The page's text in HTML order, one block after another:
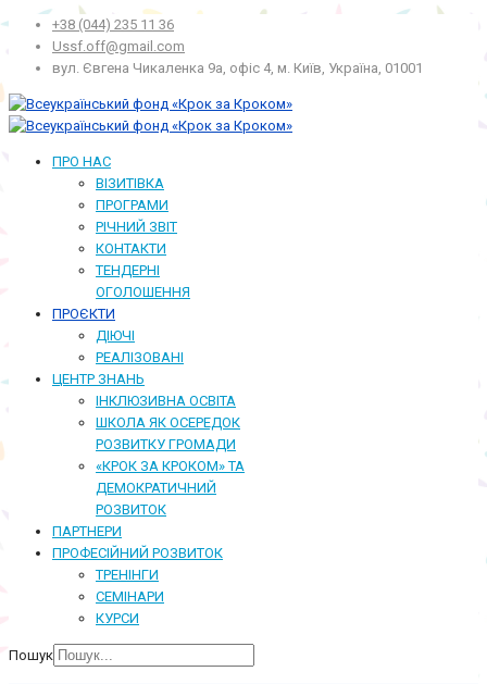
+38 (044) 235 11 36
Ussf.off@gmail.com
вул. Євгена Чикаленка 9а, офіс 4, м. Київ, Україна, 01001
ПРО НАС
ВІЗИТІВКА
ПРОГРАМИ
РІЧНИЙ ЗВІТ
КОНТАКТИ
ТЕНДЕРНІ
ОГОЛОШЕННЯ
ПРОЄКТИ
ДІЮЧІ
РЕАЛІЗОВАНІ
ЦЕНТР ЗНАНЬ
ІНКЛЮЗИВНА ОСВІТА
ШКОЛА ЯК ОСЕРЕДОК
РОЗВИТКУ ГРОМАДИ
«КРОК ЗА КРОКОМ» ТА
ДЕМОКРАТИЧНИЙ
РОЗВИТОК
ПАРТНЕРИ
ПРОФЕСІЙНИЙ РОЗВИТОК
ТРЕНІНГИ
СЕМІНАРИ
КУРСИ
Пошук